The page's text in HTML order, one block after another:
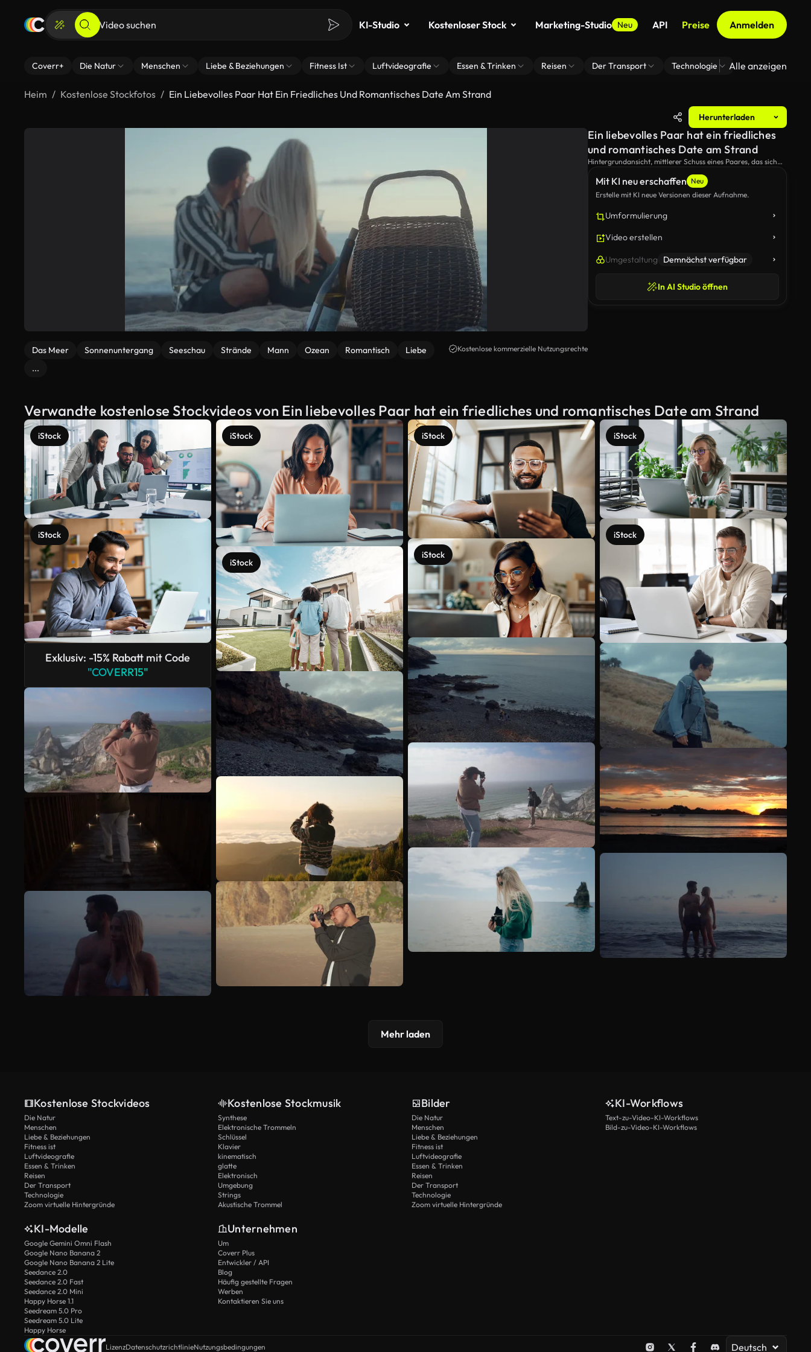
KI-Studio Kostenloser Stock Marketing-Studio Neu API Preise Anmelden
Coverr+ Die Natur Menschen Liebe & Beziehungen Fitness Ist Luftvideografie Essen & Trinken Reisen Der Transport Technologie Zoom Virtuelle
Alle anzeigen
Heim Kostenlose Stockfotos Ein Liebevolles Paar Hat Ein Friedliches Und Romantisches Date Am Strand
Herunterladen
Das Meer Sonnenuntergang Seeschau Strände Mann Ozean Romantisch
Liebe
...
Kostenlose kommerzielle Nutzungsrechte
Mit KI neu erschaffen Neu
Erstelle mit KI neue Versionen dieser Aufnahme.
Umformulierung
Video erstellen
Umgestaltung Demnächst verfügbar
In AI Studio öffnen
Ein liebevolles Paar hat ein friedliches
und romantisches Date am Strand
Hintergrundansicht, mittlerer Schuss eines Paares, das sich
Verwandte kostenlose Stockvideos von Ein liebevolles Paar hat ein friedliches und romantisches Date am Strand
iStock
iStock
Exklusiv: -15% Rabatt mit Code
"COVERR15"
iStock
iStock
iStock
iStock
iStock
iStock
Mehr anzeigen
Mehr laden
Kostenlose Stockvideos
Die Natur
Menschen
Liebe & Beziehungen
Fitness ist
Luftvideografie
Essen & Trinken
Reisen
Der Transport
Technologie
Zoom virtuelle Hintergründe
Kostenlose Stockmusik
Synthese
Elektronische Trommeln
Schlüssel
Klavier
kinematisch
glatte
Elektronisch
Umgebung
Strings
Akustische Trommel
Bilder
Die Natur
Menschen
Liebe & Beziehungen
Fitness ist
Luftvideografie
Essen & Trinken
Reisen
Der Transport
Technologie
Zoom virtuelle Hintergründe
KI-Workflows
Text-zu-Video-KI-Workflows
Bild-zu-Video-KI-Workflows
KI-Modelle
Google Gemini Omni Flash
Google Nano Banana 2
Google Nano Banana 2 Lite
Seedance 2.0
Seedance 2.0 Fast
Seedance 2.0 Mini
Happy Horse 1.1
Seedream 5.0 Pro
Seedream 5.0 Lite
Happy Horse
Unternehmen
Um
Coverr Plus
Entwickler / API
Blog
Häufig gestellte Fragen
Werben
Kontaktieren Sie uns
LizenzDatenschutzrichtlinieNutzungsbedingungen Deutsch